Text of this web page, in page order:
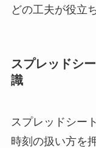
どの工夫が役立
スプレッドシ
識
スプレッドシー
時刻の扱い方を